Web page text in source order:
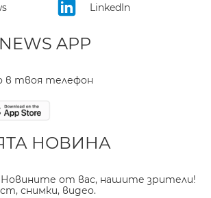
LinkedIn
APP
в твоя телефон
НОВИНА
Новините от вас, нашите зрители!
снимки, видео.